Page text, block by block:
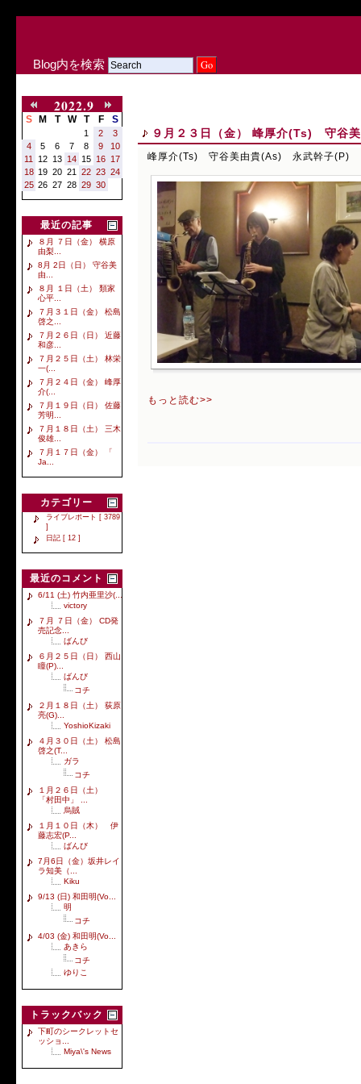
Blog内を検索
2022.9
S M T W T F S
1 2
3
4
5 6 7 8 9
10
11
12 13 14 15 16 17
18 19 20 21 22 23 24
25 26 27 28 29 30
最近の記事
８月 ７日（金） 横原
由梨...
8月 2日（日） 守谷美
由...
８月 １日（土） 類家
心平...
７月３１日（金） 松島
啓之...
７月２６日（日） 近藤
和彦...
７月２５日（土） 林栄
一(...
７月２４日（金） 峰厚
介(...
７月１９日（日） 佐藤
芳明...
７月１８日（土） 三木
俊雄...
７月１７日（金） 「
Ja...
カテゴリー
ライブレポート [ 3789
]
日記 [ 12 ]
最近のコメント
6/11 (土) 竹内亜里沙(...
victory
７月 ７日（金） CD発
売記念...
ばんび
６月２５日（日） 西山
瞳(P)...
ばんび
コチ
２月１８日（土） 荻原
亮(G)...
YoshioKizaki
４月３０日（土） 松島
啓之(T...
ガラ
コチ
１月２６日（土）
「村田中」 ...
烏賊
１月１０日（木） 伊
藤志宏(P...
ばんび
7月6日（金）坂井レイ
ラ知美（...
Kiku
9/13 (日) 和田明(Vo...
明
コチ
4/03 (金) 和田明(Vo...
あきら
コチ
ゆりこ
トラックバック
下町のシークレットセ
ッショ...
Miya\'s News
９月２３日（金） 峰厚介(Ts) 守谷
峰厚介(Ts) 守谷美由貴(As) 永武幹子(P)
もっと読む>>